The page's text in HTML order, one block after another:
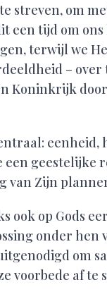
streven, om
een tijd om
terwijl we
–
Koninkrijk
eenheid,
een geestelijke
Zijn
op Gods
onder
om
voorbede af te